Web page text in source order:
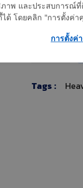
Category:
Tags :
ภาพ และประสบการณ์
ด้ โดยคลิก "การตั้งค่า
การตั้งค่